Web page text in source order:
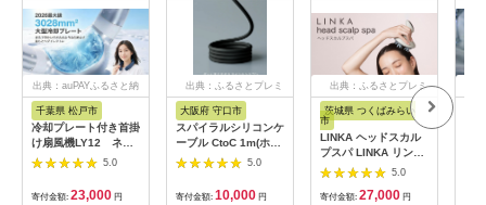
出典：auPAYふるさと納
千葉県 松戸市
冷却プレート付き首掛
け扇風機LY12 ネイ
ビー
5.0
寄付金額: 23,000 円
出典：ふるさとプレミ
大阪府 守口市
スパイラルシリコンケ
ーブル CtoC 1m(ホワ
イト) [2558]
5.0
寄付金額: 10,000 円
出典：ふるさとプレミ
アム
茨城県 つくばみらい
市
LINKA ヘッドスカル
プスパ LINKA リンカ
ヘアケア ヘッドスパ
リラックス 美容 マッ
サージ マッサージャ
5.0
寄付金額: 27,000 円